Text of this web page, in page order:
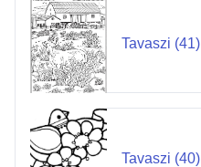
Tavaszi (41)
Tavaszi (40)